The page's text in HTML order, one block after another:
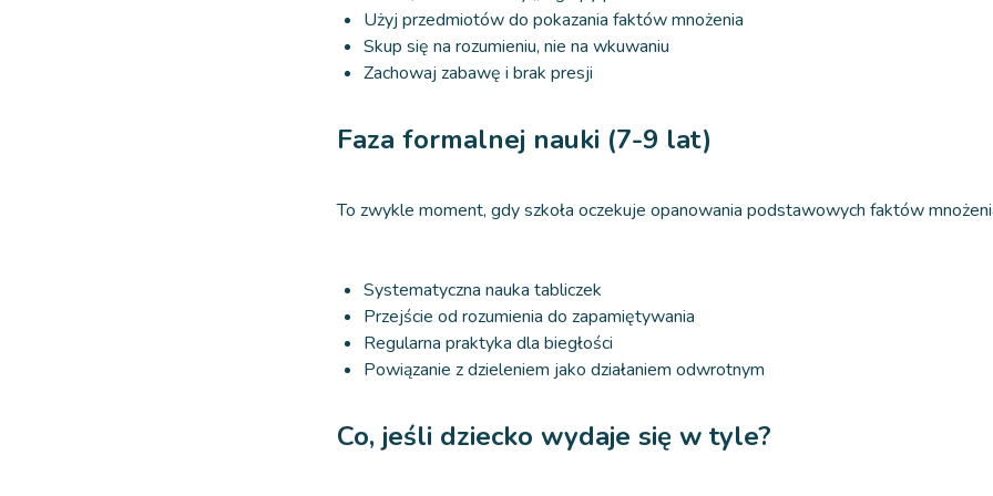
Użyj przedmiotów do pokazania faktów mnożenia
Skup się na rozumieniu, nie na wkuwaniu
Zachowaj zabawę i brak presji
Faza formalnej nauki (7-9 lat)
To zwykle moment, gdy szkoła oczekuje opanowania podstawowych faktów
Systematyczna nauka tabliczek
Przejście od rozumienia do zapamiętywania
Regularna praktyka dla biegłości
Powiązanie z dzieleniem jako działaniem odwrotnym
Co, jeśli dziecko wydaje się w tyle?